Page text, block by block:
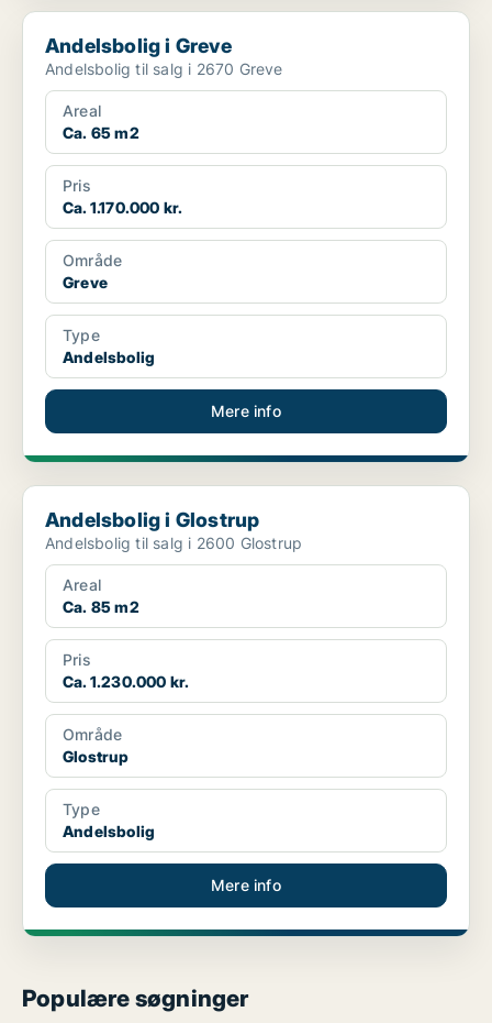
Andelsbolig i Greve
Andelsbolig i Greve
Andelsbolig til salg i 2670 Greve
Areal
Ca. 65 m2
Pris
Ca. 1.170.000 kr.
Område
Greve
Type
Andelsbolig
Mere info
Andelsbolig i Glostrup
Andelsbolig i Glostrup
Andelsbolig til salg i 2600 Glostrup
Areal
Ca. 85 m2
Pris
Ca. 1.230.000 kr.
Område
Glostrup
Type
Andelsbolig
Mere info
Populære søgninger